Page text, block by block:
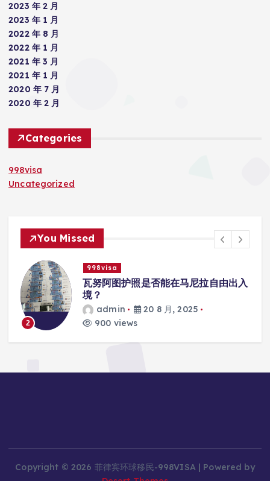
2023 年 2 月
2023 年 1 月
2022 年 8 月
2022 年 1 月
2021 年 3 月
2021 年 1 月
2020 年 7 月
2020 年 2 月
Categories
998visa
Uncategorized
You Missed
3
998visa
瓦努阿图护照是否能在马尼拉使用国际
学校的注册？
admin
20 8 月, 2025
816 views
Copyright © 2026 菲律宾环球移民-998VISA | Powered by